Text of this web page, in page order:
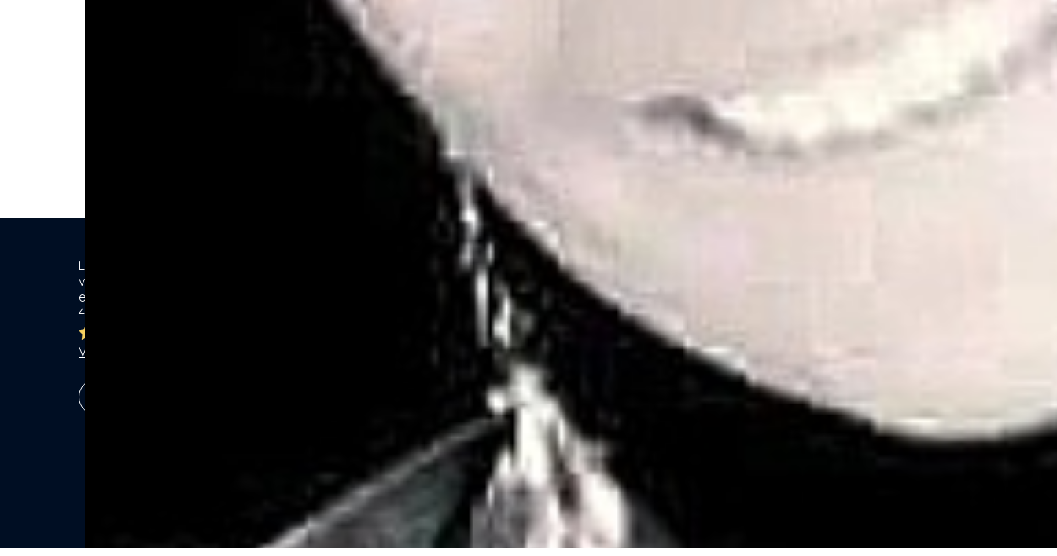
Location de matériel & Services entre
voisins. Voisiner, s'entraider... gagner
ensemble ! Particuliers & Professionnels.
4,8/5
Voir les 7759 avis
Garde d'animaux
Infos pratiques
Comment ça marche ?
Foire Aux Questions
Notre philosophie
Économie collaborative
Copyright - Kiwiiz.fr